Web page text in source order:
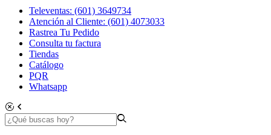
Televentas: (601) 3649734
Atención al Cliente: (601) 4073033
Rastrea Tu Pedido
Consulta tu factura
Tiendas
Catálogo
PQR
Whatsapp